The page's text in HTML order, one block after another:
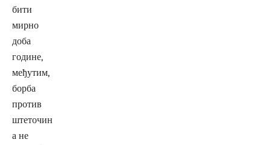
бити
мирно
доба
године,
међутим,
борба
против
штеточин
а не